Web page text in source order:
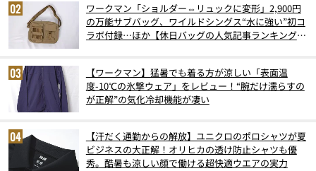
ワークマン「ショルダー⇔リュックに変形」2,900円
の万能サブバッグ、ワイルドシングス“水に強い”初コ
ラボ付録…ほか【休日バッグの人気記事ランキングベ
【ワークマン】猛暑でも着る方が涼しい「表面温
度-10℃の氷撃ウェア」をレビュー！“腕だけ濡らすの
が正解”の気化冷却機能が凄い
【汗だく通勤からの解放】ユニクロのポロシャツが夏
ビジネスの大正解！オリヒカの透け防止シャツも優
秀。酷暑も涼しい顔で働ける超快適ウエアの実力